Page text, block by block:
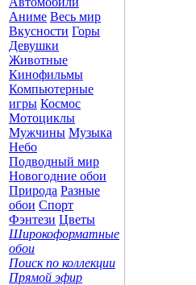
Аниме Весь мир
Вкусности Горы
Девушки
Животные
Кинофильмы
Компьютерные
игры Космос
Мотоциклы
Мужчины Музыка
Небо
Подводный мир
Новогодние обои
Природа Разные
обои Спорт
Фэнтези Цветы
Широкоформатные
обои
Поиск по коллекции
Прямой эфир